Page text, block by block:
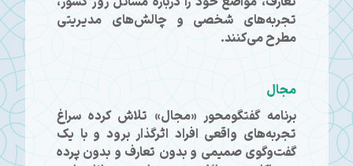
تجربه‌های شخصی و چالش‌های مدیریتی
مطرح می‌کنند.
مجال
برنامه گفتگومحور «مجال» تلاش کرده سراغ
تجربه‌های واقعی افراد اثرگذار برود و با یک
گفت‌وگوی صمیمی و بدون تعارف و بدون پرده